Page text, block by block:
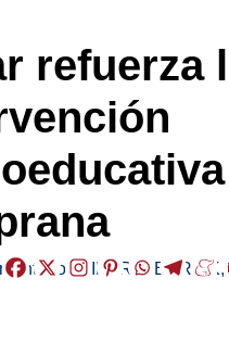
refuerza
/EIBAR ,HERRIAK,